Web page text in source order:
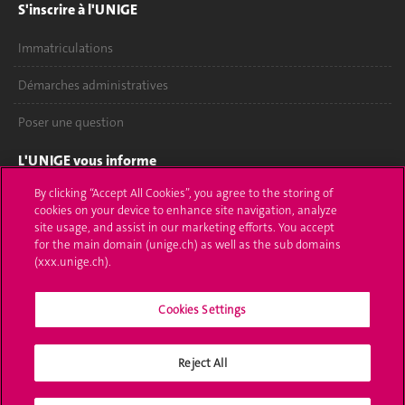
S'inscrire à l'UNIGE
Immatriculations
Démarches administratives
Poser une question
L'UNIGE vous informe
UNIGE Mobile
Médias
Offres d'emploi
Calendrier académique
Médias sociaux UNIGE
By clicking “Accept All Cookies”, you agree to the storing of
cookies on your device to enhance site navigation, analyze
site usage, and assist in our marketing efforts. You accept
for the main domain (unige.ch) as well as the sub domains
(xxx.unige.ch).
Cookies Settings
Reject All